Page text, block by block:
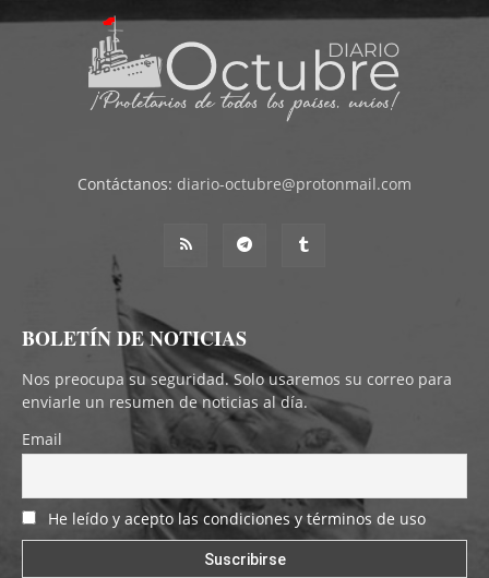
Contáctanos: diario-octubre@protonmail.com
BOLETÍN DE NOTICIAS
Nos preocupa su seguridad. Solo usaremos su correo para
enviarle un resumen de noticias al día.
Email
He leído y acepto las condiciones y términos de uso